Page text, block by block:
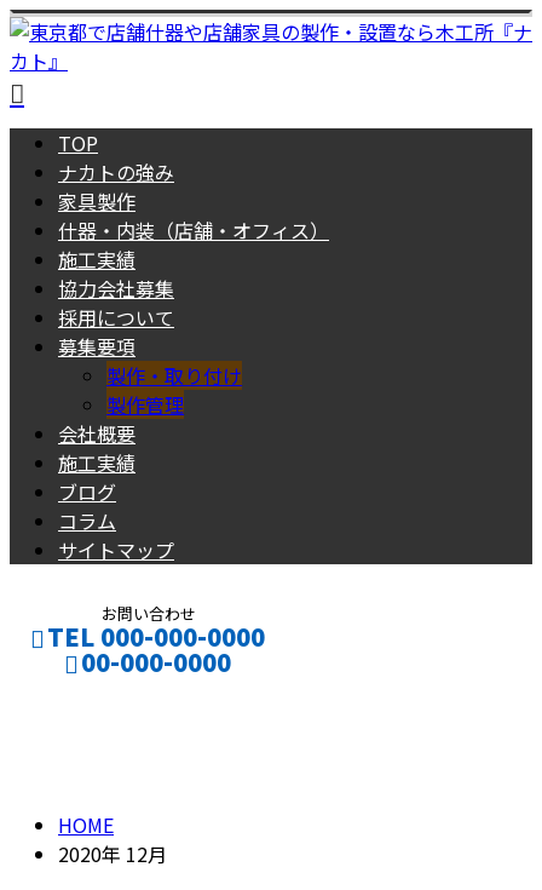
TOP
ナカトの強み
家具製作
什器・内装（店舗・オフィス）
施工実績
協力会社募集
採用について
募集要項
製作・取り付け
製作管理
会社概要
施工実績
ブログ
コラム
サイトマップ
お問い合わせ
TEL 000-000-0000
00-000-0000
HOME
2020年 12月